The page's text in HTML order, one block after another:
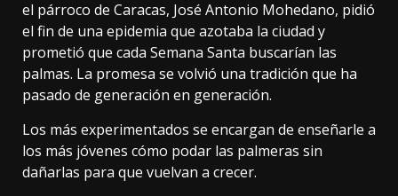
el párroco de Caracas, José Antonio Mohedano, pidió
el fin de una epidemia que azotaba la ciudad y
prometió que cada Semana Santa buscarían las
palmas. La promesa se volvió una tradición que ha
pasado de generación en generación.
Los más experimentados se encargan de enseñarle a
los más jóvenes cómo podar las palmeras sin
dañarlas para que vuelvan a crecer.